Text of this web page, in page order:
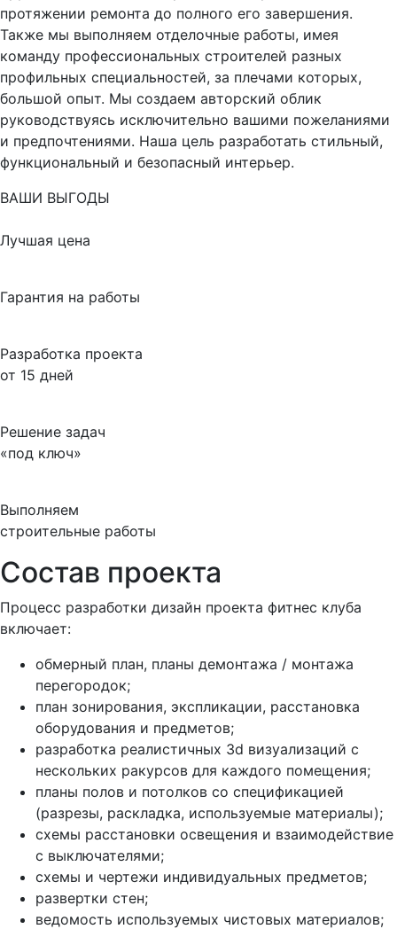
протяжении ремонта до полного его завершения.
Также мы выполняем отделочные работы, имея
команду профессиональных строителей разных
профильных специальностей, за плечами которых,
большой опыт. Мы создаем авторский облик
руководствуясь исключительно вашими пожеланиями
и предпочтениями. Наша цель разработать стильный,
функциональный и безопасный интерьер.
ВАШИ ВЫГОДЫ
Лучшая цена
Гарантия на работы
Разработка проекта
от 15 дней
Решение задач
«под ключ»
Выполняем
строительные работы
Состав проекта
Процесс разработки дизайн проекта фитнес клуба
включает:
обмерный план, планы демонтажа / монтажа
перегородок;
план зонирования, экспликации, расстановка
оборудования и предметов;
разработка реалистичных 3d визуализаций с
нескольких ракурсов для каждого помещения;
планы полов и потолков со спецификацией
(разрезы, раскладка, используемые материалы);
схемы расстановки освещения и взаимодействие
с выключателями;
схемы и чертежи индивидуальных предметов;
развертки стен;
ведомость используемых чистовых материалов;